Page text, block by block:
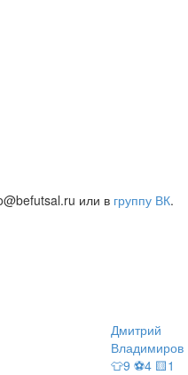
или в группу ВК.
Дмитрий
Владимиров
👕9 ⚽4 🟨1